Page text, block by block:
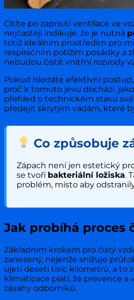
Cítíte po zapnutí ventilace ve
nejčastěji indikuje, že je nutná
totiž ideálním prostředím pro
respiračním potížím posádky a
nebudou čistit vnitřní rozvody
Pokud hledáte efektivní
proč k tomuto jevu dochází,
přehled o technickém stavu
předejít skrytým vadám, které
Co způsobuje
Zápach není jen estetický
se tvoří bakteriální ložiska.
problém, místo aby
Jak probíhá proces
Základním krokem pro čistý
zanesený, nejenže snižuje
ujetí deseti tisíc kilometrů, a to
klimatizace platí, že prevence
zásahy odborníků.